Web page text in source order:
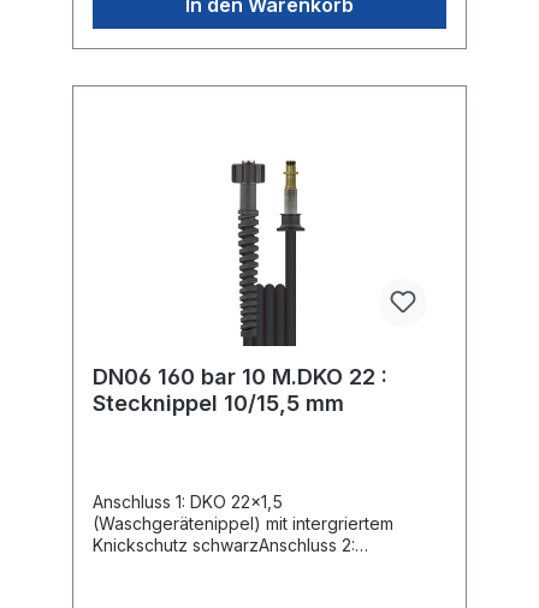
DN06 160 bar 10 M.DKO 22 :
Stecknippel 10/15,5 mm
Anschluss 1: DKO 22x1,5
(Waschgerätenippel) mit intergriertem
Knickschutz schwarzAnschluss 2: